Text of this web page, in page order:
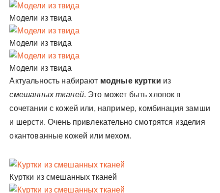
Модели из твида
Модели из твида
Модели из твида
Актуальность набирают модные куртки из
смешанных тканей. Это может быть хлопок в
сочетании с кожей или, например, комбинация замши
и шерсти. Очень привлекательно смотрятся изделия
окантованные кожей или мехом.
Куртки из смешанных тканей